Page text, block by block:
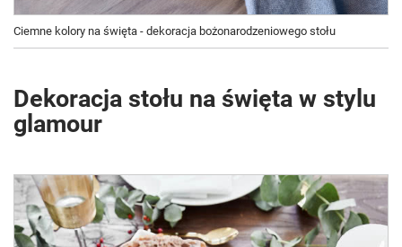
Ciemne kolory na święta - dekoracja bożonarodzeniowego stołu
Dekoracja stołu na święta w stylu
glamour